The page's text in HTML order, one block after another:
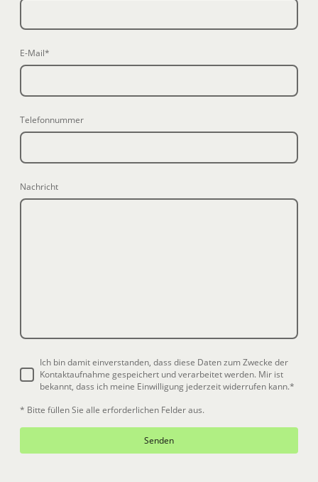
E-Mail*
Telefonnummer
Nachricht
Ich bin damit einverstanden, dass diese Daten zum Zwecke der
Kontaktaufnahme gespeichert und verarbeitet werden. Mir ist
bekannt, dass ich meine Einwilligung jederzeit widerrufen kann.*
* Bitte füllen Sie alle erforderlichen Felder aus.
Senden